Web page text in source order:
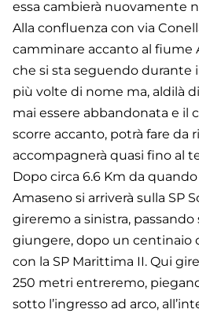
essa cambierà nuovamente
Alla confluenza con via
camminare accanto al fiume
che si sta seguendo durante
più volte di nome ma, aldilà
mai essere abbandonata e il
scorre accanto, potrà fare da
accompagnerà quasi fino al
Dopo circa 6.6 Km da
Amaseno si arriverà sulla SP
gireremo a sinistra,
giungere, dopo un centinaio
con la SP Marittima II. Qui
250 metri entreremo,
sotto l’ingresso ad arco,